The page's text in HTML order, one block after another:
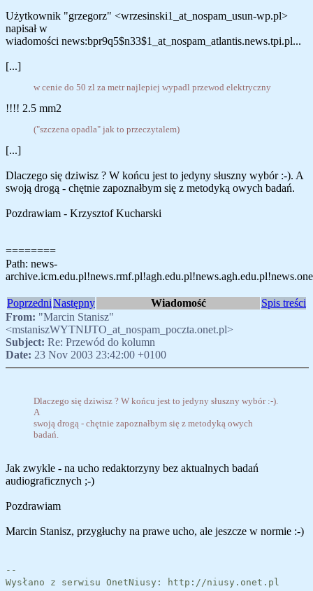
Użytkownik "grzegorz" <wrzesinski1_at_nospam_usun-wp.pl>
napisał w
wiadomości news:bpr9q5$n33$1_at_nospam_atlantis.news.tpi.pl...
[...]
w cenie do 50 zl za metr najlepiej wypadl przewod elektryczny
!!!! 2.5 mm2
("szczena opadla" jak to przeczytalem)
[...]
Dlaczego się dziwisz ? W końcu jest to jedyny słuszny wybór :-). A
swoją drogą - chętnie zapoznałbym się z metodyką owych badań.
Pozdrawiam - Krzysztof Kucharski
========
Path: news-
PoprzedniNastępny Wiadomość
Spis treści
From: "Marcin Stanisz"
<mstaniszWYTNIJTO_at_nospam_poczta.onet.pl>
Subject: Re: Przewód do kolumn
Date: 23 Nov 2003 23:42:00 +0100
Dlaczego się dziwisz ? W końcu jest to jedyny słuszny wybór :-).
A
swoją drogą - chętnie zapoznałbym się z metodyką owych
badań.
Jak zwykle - na ucho redaktorzyny bez aktualnych badań
audiograficznych ;-)
Pozdrawiam
Marcin Stanisz, przygłuchy na prawe ucho, ale jeszcze w normie :-)
--
Wysłano z serwisu OnetNiusy: http://niusy.onet.pl